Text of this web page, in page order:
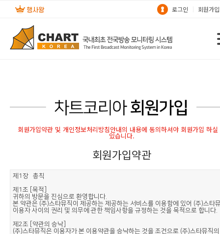
로그인 회원가입
회원가입약관 및 개인정보처리방침안내의 내용에 동의하셔야 회원가입 하
있습니다.
회원가입약관